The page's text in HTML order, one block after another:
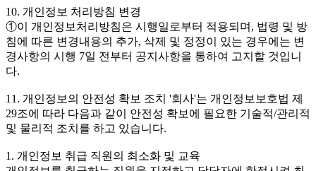
10. 개인정보 처리방침 변경
①이 개인정보처리방침은 시행일로부터 적용되며, 법령 및 방
침에 따른 변경내용의 추가, 삭제 및 정정이 있는 경우에는 변
경사항의 시행 7일 전부터 공지사항을 통하여 고지할 것입니
다.
11. 개인정보의 안전성 확보 조치 '회사'는 개인정보보호법 제
29조에 따라 다음과 같이 안전성 확보에 필요한 기술적/관리적
및 물리적 조치를 하고 있습니다.
1. 개인정보 취급 직원의 최소화 및 교육